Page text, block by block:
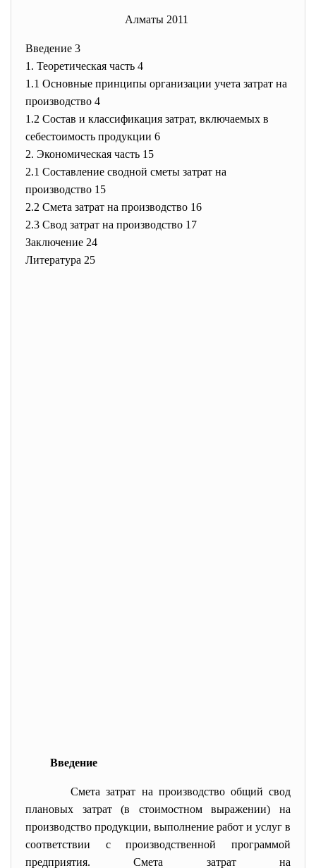
Алматы 2011
Введение 3
1. Теоретическая часть 4
1.1 Основные принципы организации учета затрат на
производство 4
1.2 Состав и классификация затрат, включаемых в
себестоимость продукции 6
2. Экономическая часть 15
2.1 Составление сводной сметы затрат на
производство 15
2.2 Смета затрат на производство 16
2.3 Свод затрат на производство 17
Заключение 24
Литература 25
Введение
Смета затрат на производство общий свод
плановых затрат (в стоимостном выражении) на
производство продукции, выполнение работ и услуг в
соответствии с производственной программой
предприятия. Смета затрат на